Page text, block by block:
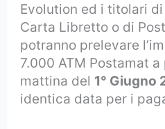
Evolution ed i titolari
Carta Libretto o di
potranno prelevare
7.000 ATM Postamat
mattina del 1° Giugno
identica data per i